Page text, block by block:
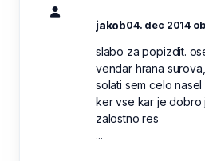
jakob04. dec 2014
slabo za popizdit.
vendar hrana
solati sem celo
ker vse kar je dobro
zalostno res
...